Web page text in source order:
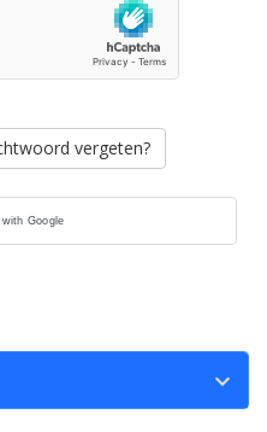
vergeten?
Google